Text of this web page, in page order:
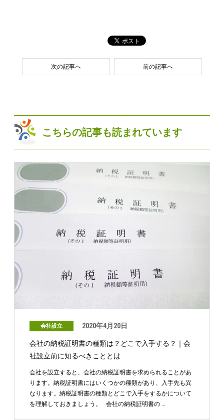
次の記事へ 前の記事へ
こちらの記事も読まれています
会社設立 2020年4月20日
会社の納税証明書の種類は？どこで入手する？｜会
社設立前に知るべきこととは
会社を設立すると、会社の納税証明書を求められることがあ
ります。納税証明書にはいくつかの種類があり、入手先も異
なります。納税証明書の種類とどこで入手をするかについて
を理解しておきましょう。 会社の納税証明書の …